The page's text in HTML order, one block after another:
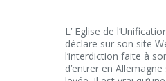
L’ Eglise de
déclare sur son site
l’interdiction faite à
d’entrer en